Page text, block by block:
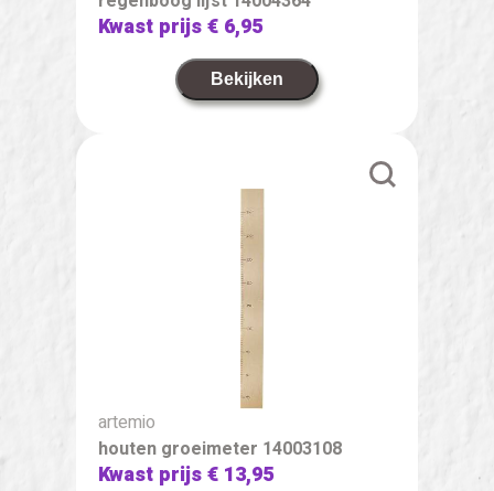
Kwast prijs€ 6,95
Bekijken
artemio
houten groeimeter 14003108
Kwast prijs€ 13,95